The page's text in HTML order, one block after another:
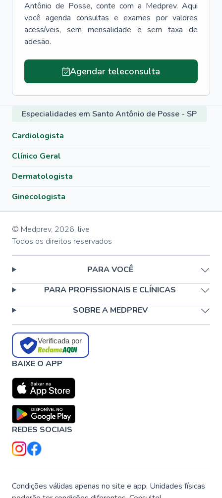
Antônio de Posse, conte com a Medprev. Aqui
você agenda consultas e exames por valores
acessíveis, sem mensalidade e sem taxa de
adesão.
Agendar teleconsulta
Especialidades em Santo Antônio de Posse - SP
Cardiologista
Clínico Geral
Dermatologista
Ginecologista
© Medprev, 2026, live
Todos os direitos reservados
PARA VOCÊ
PARA PROFISSIONAIS E CLÍNICAS
SOBRE A MEDPREV
Verificada por
BAIXE O APP
REDES SOCIAIS
Condições válidas apenas no site e app. Unidades físicas